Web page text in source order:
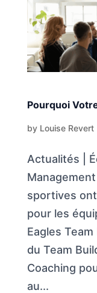
Pourquoi
by Louise Revert|
Actualités |
sportives
pour les
Eagles
du Team
Coaching
au...